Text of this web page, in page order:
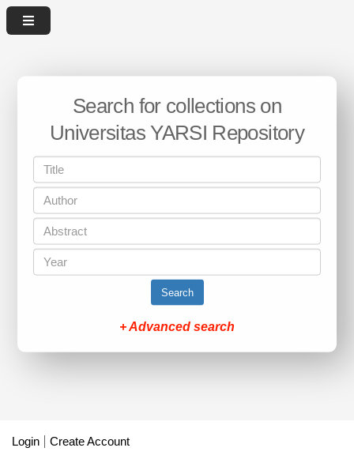
Search for collections on
Universitas YARSI Repository
Search
+ Advanced search
Login Create Account